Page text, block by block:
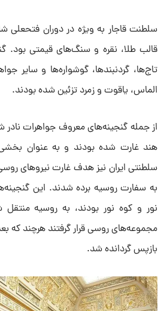
سلطنت قاجار به ویژه در دوران فتحعلی
قالب طلا، نقره و سنگ‌های قیمتی بود.
تاج‌ها، گردنبندها، گوشواره‌ها و سایر
الماس، یاقوت و زمرد تزئین شده بودند.
هند غارت شده بودند و به عنوان
سلطنتی ایران نیز هدف غارت نیرو‌های
به سفارت روسیه برده شدند. این
نور و کوه نور بودند، به روسیه منتقل
مجموعه‌های روسی قرار گرفتند هرچند که
بازپس گردانده شد.